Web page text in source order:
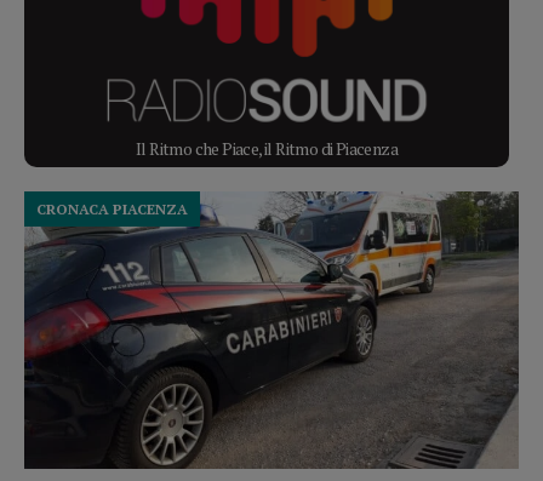
Il Ritmo che Piace, il Ritmo di Piacenza
CRONACA PIACENZA